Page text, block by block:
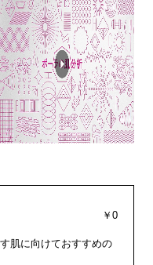
￥0
肌に向けておすすめの